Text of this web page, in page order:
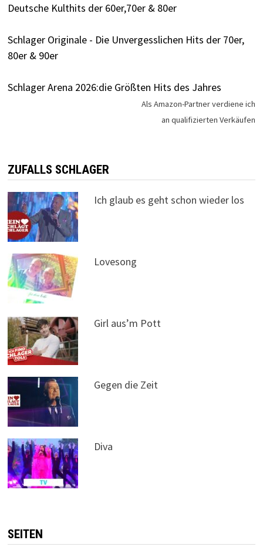
Deutsche Kulthits der 60er,70er & 80er
Schlager Originale - Die Unvergesslichen Hits der 70er,
80er & 90er
Schlager Arena 2026:die Größten Hits des Jahres
Als Amazon-Partner verdiene ich
an qualifizierten Verkäufen
ZUFALLS SCHLAGER
Ich glaub es geht schon wieder los
Lovesong
Girl aus’m Pott
Gegen die Zeit
Diva
SEITEN